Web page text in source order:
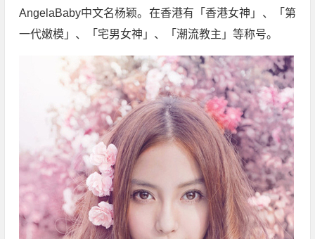
AngelaBaby中文名杨颖。在香港有「香港女神」、「第
一代嫩模」、「宅男女神」、「潮流教主」等称号。